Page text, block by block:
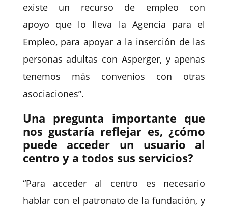
existe un
recurso de empleo con
apoyo que lo lleva la Agencia para el
Empleo, para apoyar a la inserción de las
personas adultas con Asperger, y apenas
tenemos más convenios con otras
asociaciones”.
Una pregunta importante que
nos gustaría reflejar es, ¿cómo
puede acceder un usuario al
centro y a todos sus servicios?
“Para acceder al centro es necesario
hablar con el patronato de la fundación, y